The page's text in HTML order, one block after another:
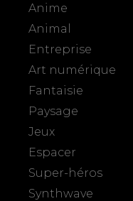
Anime
Animal
Entreprise
Art numérique
Fantaisie
Paysage
Jeux
Espacer
Super-héros
Synthwave